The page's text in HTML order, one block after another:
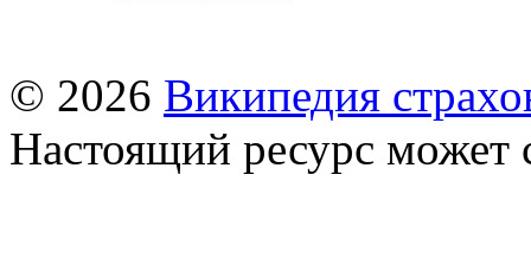
© 2026 Википедия
Настоящий ресурс может